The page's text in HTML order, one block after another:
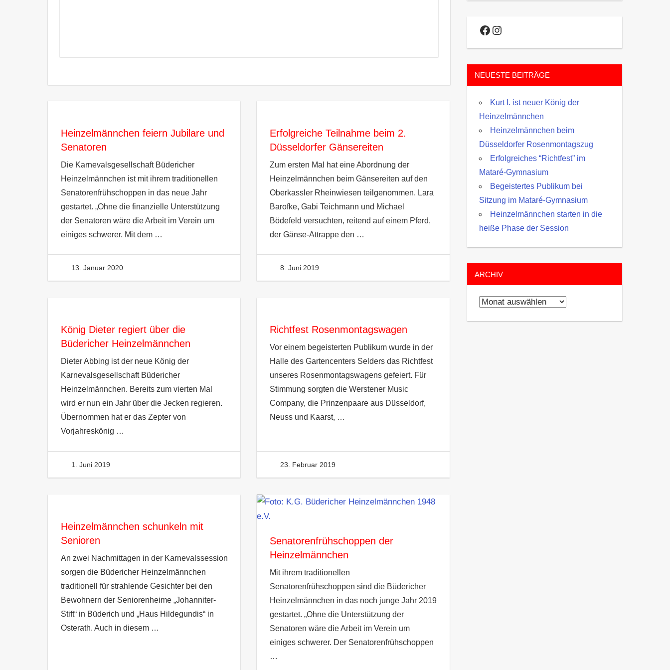
Heinzelmännchen feiern Jubilare und
Senatoren
Die Karnevalsgesellschaft Büdericher
Heinzelmännchen ist mit ihrem traditionellen
Senatorenfrühschoppen in das neue Jahr
gestartet. „Ohne die finanzielle Unterstützung
der Senatoren wäre die Arbeit im Verein um
einiges schwerer. Mit dem …
13. Januar 2020
Erfolgreiche Teilnahme beim 2.
Düsseldorfer Gänsereiten
Zum ersten Mal hat eine Abordnung der
Heinzelmännchen beim Gänsereiten auf den
Oberkassler Rheinwiesen teilgenommen. Lara
Barofke, Gabi Teichmann und Michael
Bödefeld versuchten, reitend auf einem Pferd,
der Gänse-Attrappe den …
8. Juni 2019
König Dieter regiert über die
Büdericher Heinzelmännchen
Dieter Abbing ist der neue König der
Karnevalsgesellschaft Büdericher
Heinzelmännchen. Bereits zum vierten Mal
wird er nun ein Jahr über die Jecken regieren.
Übernommen hat er das Zepter von
Vorjahreskönig …
1. Juni 2019
Richtfest Rosenmontagswagen
Vor einem begeisterten Publikum wurde in der
Halle des Gartencenters Selders das Richtfest
unseres Rosenmontagswagens gefeiert. Für
Stimmung sorgten die Werstener Music
Company, die Prinzenpaare aus Düsseldorf,
Neuss und Kaarst, …
23. Februar 2019
Heinzelmännchen schunkeln mit
Senioren
An zwei Nachmittagen in der Karnevalssession
sorgen die Büdericher Heinzelmännchen
traditionell für strahlende Gesichter bei den
Bewohnern der Seniorenheime „Johanniter-
Stift“ in Büderich und „Haus Hildegundis“ in
Osterath. Auch in diesem …
Senatorenfrühschoppen der
Heinzelmännchen
Mit ihrem traditionellen
Senatorenfrühschoppen sind die Büdericher
Heinzelmännchen in das noch junge Jahr 2019
gestartet. „Ohne die Unterstützung der
Senatoren wäre die Arbeit im Verein um
einiges schwerer. Der Senatorenfrühschoppen
…
Facebook
Instagram
NEUESTE BEITRÄGE
Kurt I. ist neuer König der
Heinzelmännchen
Heinzelmännchen beim
Düsseldorfer Rosenmontagszug
Erfolgreiches “Richtfest” im
Mataré-Gymnasium
Begeistertes Publikum bei
Sitzung im Mataré-Gymnasium
Heinzelmännchen starten in die
heiße Phase der Session
ARCHIV
Archiv